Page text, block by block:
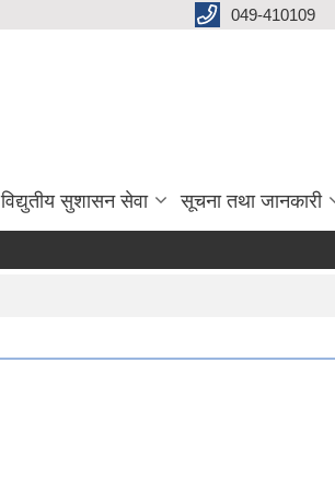
049-410109
विद्युतीय सुशासन सेवा सूचना तथा जानकारी